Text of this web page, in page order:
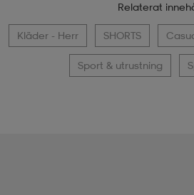
Relaterat
Kläder - Herr SHORTS
Sport & utrustning